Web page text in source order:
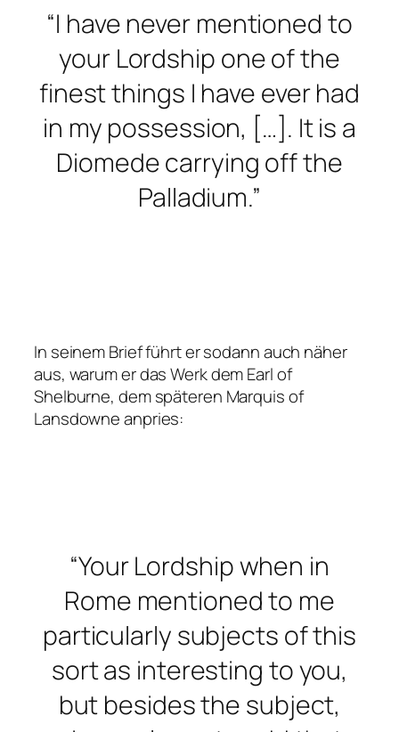
“I have never mentioned to
your Lordship one of the
finest things I have ever had
in my possession, […]. It is a
Diomede carrying off the
Palladium.”
In seinem Brief führt er sodann auch näher
aus, warum er das Werk dem Earl of
Shelburne, dem späteren Marquis of
Lansdowne anpries:
“Your Lordship when in
Rome mentioned to me
particularly subjects of this
sort as interesting to you,
but besides the subject,